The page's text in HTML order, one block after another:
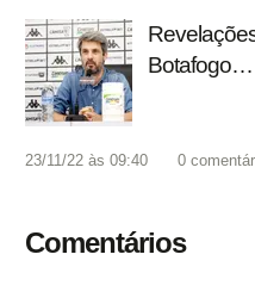
Botafogo…
23/11/22 às 09:40 0
Comentários